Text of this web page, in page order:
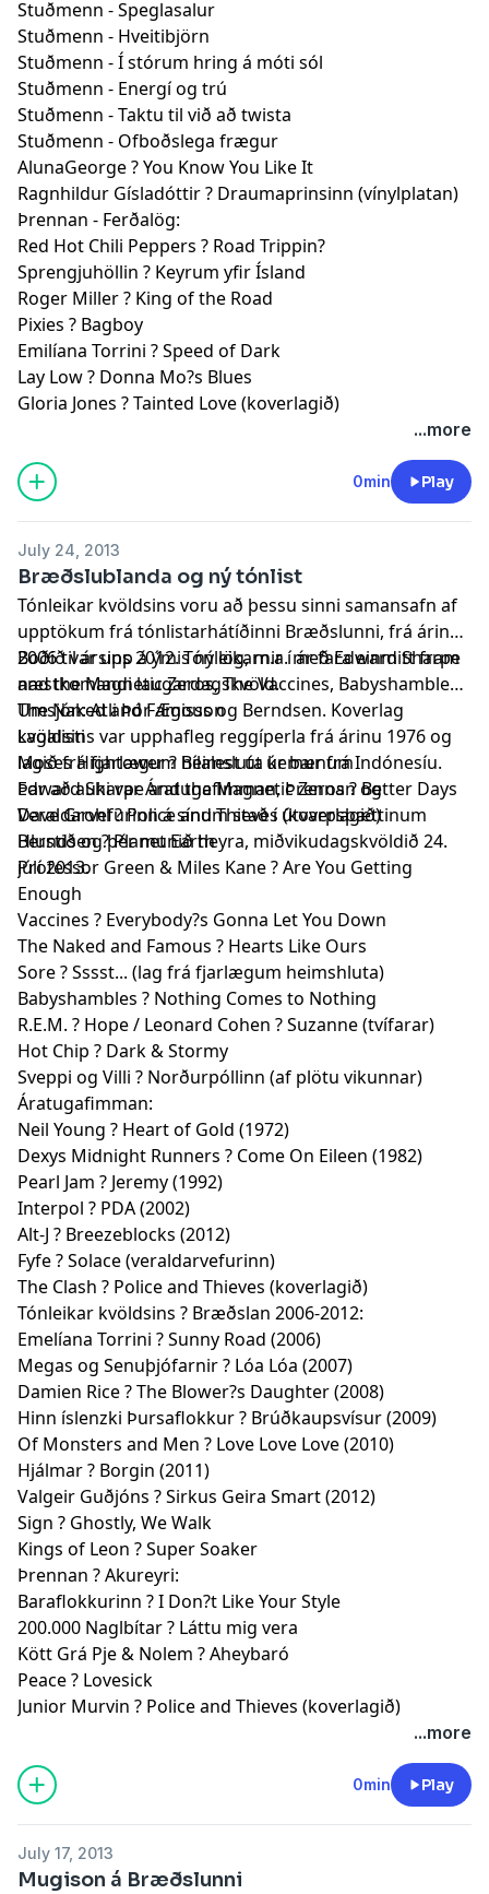
Stuðmenn - Speglasalur
Stuðmenn - Hveitibjörn
Stuðmenn - Í stórum hring á móti sól
Stuðmenn - Energí og trú
Stuðmenn - Taktu til við að twista
Stuðmenn - Ofboðslega frægur
AlunaGeorge ? You Know You Like It
Ragnhildur Gísladóttir ? Draumaprinsinn (vínylplatan)
Þrennan - Ferðalög:
Red Hot Chili Peppers ? Road Trippin?
Sprengjuhöllin ? Keyrum yfir Ísland
Roger Miller ? King of the Road
Pixies ? Bagboy
Emilíana Torrini ? Speed of Dark
Lay Low ? Donna Mo?s Blues
Gloria Jones ? Tainted Love (koverlagið)
...more
0min Play
July 24, 2013
Bræðslublanda og ný tónlist
Tónleikar kvöldsins voru að þessu sinni samansafn af
upptökum frá tónlistarhátíðinni Bræðslunni, frá árinu
2006 til ársins 2012. Tónleikarnir í ár fara einmitt fram
næstkomandi laugardagskvöld.
Boðið var upp á ýmis ný lög, m.a. með Edward Sharpe
and the Magnetic Zeros, The Vaccines, Babyshambles,
The Naked and Famous og Berndsen. Koverlag
kvöldsins var upphafleg reggíperla frá árinu 1976 og
lagið frá fjarlægum heimsluta kemur frá Indónesíu.
Þar að auki var Áratugafimman, Þrennan og
Veraldarvefurinn á sínum stað í útvarpsþættinum
Hlustið og þér munið heyra, miðvikudagskvöldið 24.
júlí 2013.
Umsjón: Atli Þór Ægisson
Lagalisti
Moses Hightower ? Bílalest út úr bænum
Edward Sharpe and the Magnetic Zeros ? Better Days
Dave Grohl ? Police and Thieves (koverlagið)
Berndsen ? Planet Earth
Professor Green & Miles Kane ? Are You Getting
Enough
Vaccines ? Everybody?s Gonna Let You Down
The Naked and Famous ? Hearts Like Ours
Sore ? Sssst... (lag frá fjarlægum heimshluta)
Babyshambles ? Nothing Comes to Nothing
R.E.M. ? Hope / Leonard Cohen ? Suzanne (tvífarar)
Hot Chip ? Dark & Stormy
Sveppi og Villi ? Norðurpóllinn (af plötu vikunnar)
Áratugafimman:
Neil Young ? Heart of Gold (1972)
Dexys Midnight Runners ? Come On Eileen (1982)
Pearl Jam ? Jeremy (1992)
Interpol ? PDA (2002)
Alt-J ? Breezeblocks (2012)
Fyfe ? Solace (veraldarvefurinn)
The Clash ? Police and Thieves (koverlagið)
Tónleikar kvöldsins ? Bræðslan 2006-2012:
Emelíana Torrini ? Sunny Road (2006)
Megas og Senuþjófarnir ? Lóa Lóa (2007)
Damien Rice ? The Blower?s Daughter (2008)
Hinn íslenzki Þursaflokkur ? Brúðkaupsvísur (2009)
Of Monsters and Men ? Love Love Love (2010)
Hjálmar ? Borgin (2011)
Valgeir Guðjóns ? Sirkus Geira Smart (2012)
Sign ? Ghostly, We Walk
Kings of Leon ? Super Soaker
Þrennan ? Akureyri:
Baraflokkurinn ? I Don?t Like Your Style
200.000 Naglbítar ? Láttu mig vera
Kött Grá Pje & Nolem ? Aheybaró
Peace ? Lovesick
Junior Murvin ? Police and Thieves (koverlagið)
...more
0min Play
July 17, 2013
Mugison á Bræðslunni